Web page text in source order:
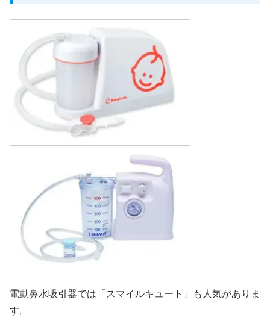
電動鼻水吸引器では「スマイルキュート」も人気がありま
す。